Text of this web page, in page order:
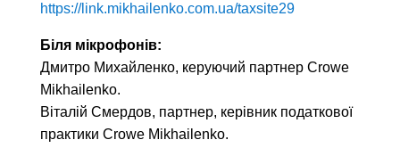
https://link.mikhailenko.com.ua/taxsite29
Біля мікрофонів:
Дмитро Михайленко, керуючий партнер Crowe
Mikhailenko.
Віталій Смердов, партнер, керівник податкової
практики Crowe Mikhailenko.